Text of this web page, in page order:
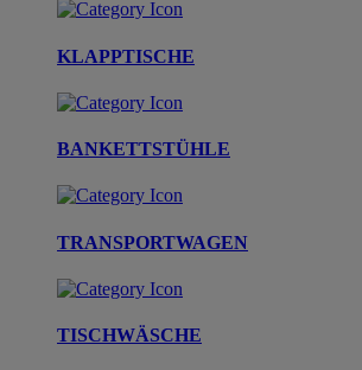
KLAPPTISCHE
BANKETTSTÜHLE
TRANSPORTWAGEN
TISCHWÄSCHE